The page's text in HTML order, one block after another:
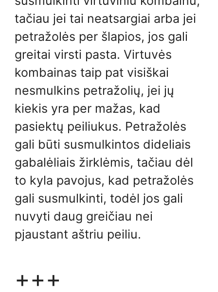
tačiau jei tai neatsargiai arba jei
petražolės per šlapios, jos gali
greitai virsti pasta. Virtuvės
kombainas taip pat visiškai
nesmulkins petražolių, jei jų
kiekis yra per mažas, kad
pasiektų peiliukus. Petražolės
gali būti susmulkintos dideliais
gabalėliais žirklėmis, tačiau dėl
to kyla pavojus, kad petražolės
gali susmulkinti, todėl jos gali
nuvyti daug greičiau nei
pjaustant aštriu peiliu.
+++